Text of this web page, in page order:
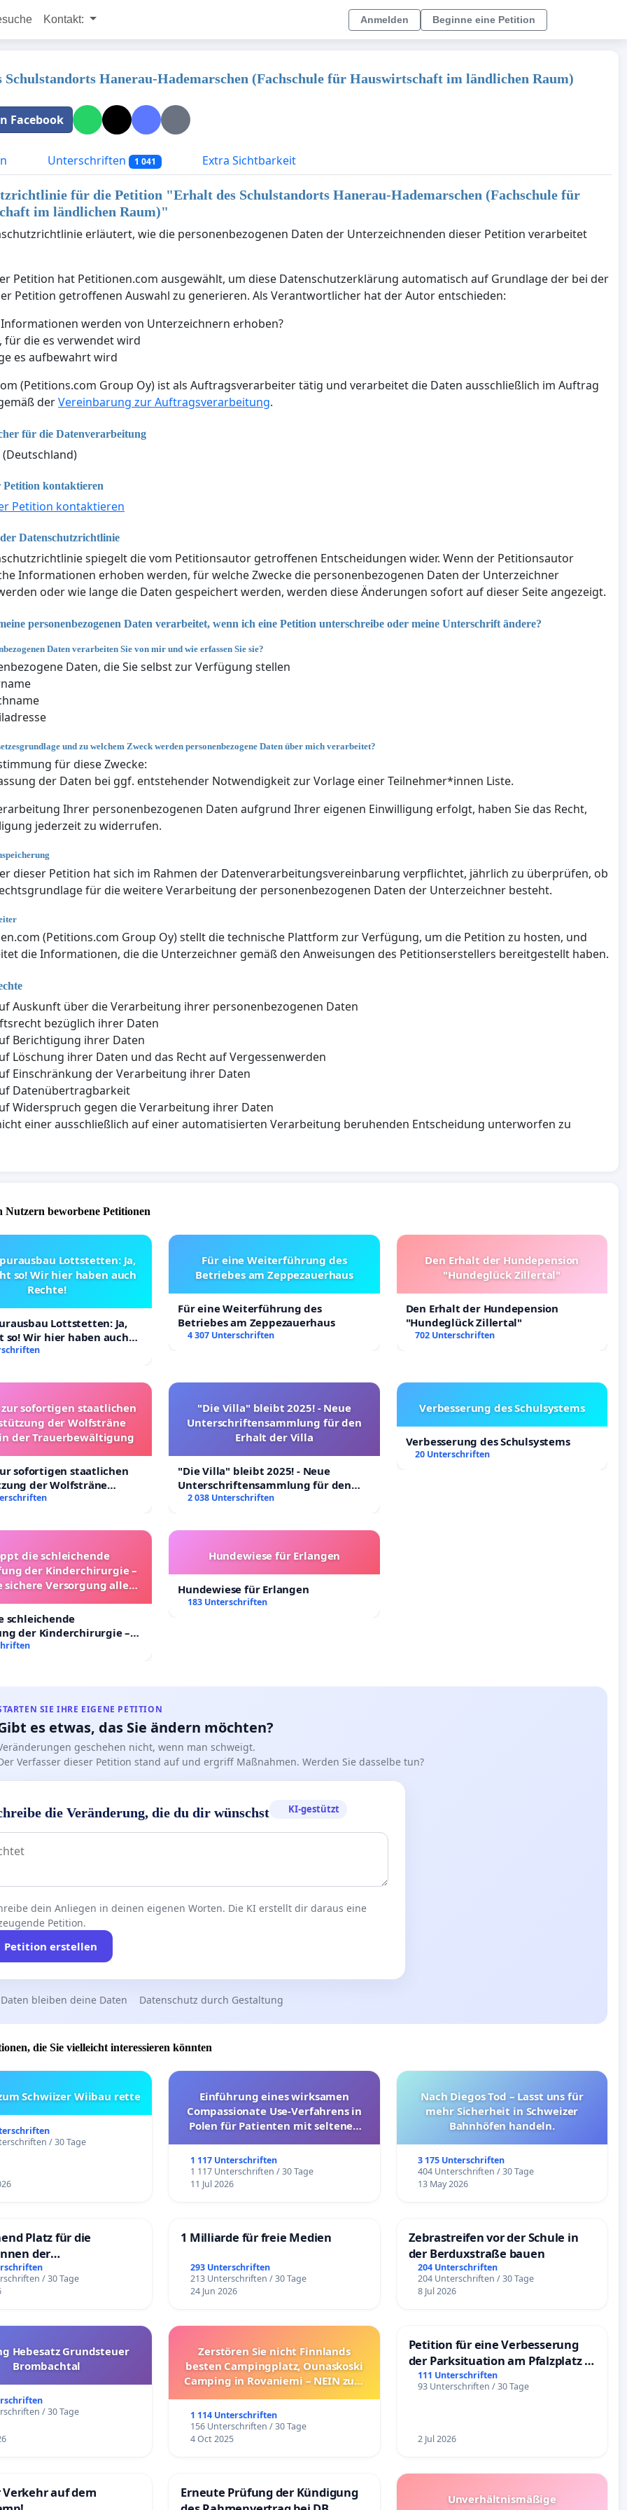
Kontakt: Anmelden Beginne eine Petition
Schulstandorts Hanerau-Hademarschen (Fachschule für Hauswirtschaft im ländlichen Raum)
Facebook
Unterschriften 1 041 Extra Sichtbarkeit
für die Petition "Erhalt des Schulstandorts Hanerau-Hademarschen (Fachschule für
im ländlichen Raum)"
erläutert, wie die personenbezogenen Daten der Unterzeichnenden dieser Petition verarbeitet
Petition hat Petitionen.com ausgewählt, um diese Datenschutzerklärung automatisch auf Grundlage der bei der
Petition getroffenen Auswahl zu generieren. Als Verantwortlicher hat der Autor entschieden:
werden von Unterzeichnern erhoben?
für die es verwendet wird
es aufbewahrt wird
(Petitions.com Group Oy) ist als Auftragsverarbeiter tätig und verarbeitet die Daten ausschließlich im Auftrag
derVereinbarung zur Auftragsverarbeitung.
für die Datenverarbeitung
Petition kontaktieren
Petition kontaktieren
Datenschutzrichtlinie
spiegelt die vom Petitionsautor getroffenen Entscheidungen wider. Wenn der Petitionsautor
Informationen erhoben werden, für welche Zwecke die personenbezogenen Daten der Unterzeichner
oder wie lange die Daten gespeichert werden, werden diese Änderungen sofort auf dieser Seite angezeigt.
personenbezogenen Daten verarbeitet, wenn ich eine Petition unterschreibe oder meine Unterschrift ändere?
Daten verarbeiten Sie von mir und wie erfassen Sie sie?
Daten, die Sie selbst zur Verfügung stellen
und zu welchem Zweck werden personenbezogene Daten über mich verarbeitet?
für diese Zwecke:
der Daten bei ggf. entstehender Notwendigkeit zur Vorlage einer Teilnehmer*innen Liste.
Ihrer personenbezogenen Daten aufgrund Ihrer eigenen Einwilligung erfolgt, haben Sie das Recht,
jederzeit zu widerrufen.
dieser Petition hat sich im Rahmen der Datenverarbeitungsvereinbarung verpflichtet, jährlich zu überprüfen, ob
für die weitere Verarbeitung der personenbezogenen Daten der Unterzeichner besteht.
(Petitions.com Group Oy) stellt die technische Plattform zur Verfügung, um die Petition zu hosten, und
die Informationen, die die Unterzeichner gemäß den Anweisungen des Petitionserstellers bereitgestellt haben.
Auskunft über die Verarbeitung ihrer personenbezogenen Daten
bezüglich ihrer Daten
Berichtigung ihrer Daten
Löschung ihrer Daten und das Recht auf Vergessenwerden
Einschränkung der Verarbeitung ihrer Daten
Datenübertragbarkeit
Widerspruch gegen die Verarbeitung ihrer Daten
einer ausschließlich auf einer automatisierten Verarbeitung beruhenden Entscheidung unterworfen zu
Nutzern beworbene Petitionen
Lottstetten: Ja,
so! Wir hier haben auch
Rechte!
Lottstetten: Ja,
so! Wir hier haben auch
Für eine Weiterführung des
Betriebes am Zeppezauerhaus
Für eine Weiterführung des
Betriebes am Zeppezauerhaus
4 307 Unterschriften
Den Erhalt der Hundepension
"Hundeglück Zillertal"
Den Erhalt der Hundepension
"Hundeglück Zillertal"
702 Unterschriften
sofortigen staatlichen
der Wolfsträne
der Trauerbewältigung
sofortigen staatlichen
der Wolfsträne
der Trauerbewältigung
"Die Villa" bleibt 2025! - Neue
Unterschriftensammlung für den
Erhalt der Villa
"Die Villa" bleibt 2025! - Neue
Unterschriftensammlung für den
Erhalt der Villa
2 038 Unterschriften
Verbesserung des Schulsystems
Verbesserung des Schulsystems
20 Unterschriften
die schleichende
der Kinderchirurgie –
sichere Versorgung aller
schleichende
der Kinderchirurgie –
Versorgung aller
Hundewiese für Erlangen
Hundewiese für Erlangen
183 Unterschriften
SIE IHRE EIGENE PETITION
es etwas, das Sie ändern möchten?
geschehen nicht, wenn man schweigt.
Verfasser dieser Petition stand auf und ergriff Maßnahmen. Werden Sie dasselbe tun?
die Veränderung, die du dir wünschst KI-gestützt
dein Anliegen in deinen eigenen Worten. Die KI erstellt dir daraus eine
Petition.
Petition erstellen
bleiben deine Daten Datenschutz durch Gestaltung
die Sie vielleicht interessieren könnten
Schwiizer Wiibau rette
/ 30 Tage
Einführung eines wirksamen
Compassionate Use-Verfahrens in
Polen für Patienten mit seltenen
1 117 Unterschriften
1 117 Unterschriften / 30 Tage
11 Jul 2026
Nach Diegos Tod – Lasst uns für
mehr Sicherheit in Schweizer
Bahnhöfen handeln.
3 175 Unterschriften
404 Unterschriften / 30 Tage
13 May 2026
Platz für die
der
/ 30 Tage
1 Milliarde für freie Medien
293 Unterschriften
213 Unterschriften / 30 Tage
24 Jun 2026
Zebrastreifen vor der Schule in
der Berduxstraße bauen
204 Unterschriften
204 Unterschriften / 30 Tage
8 Jul 2026
Hebesatz Grundsteuer
Brombachtal
/ 30 Tage
Zerstören Sie nicht Finnlands
besten Campingplatz, Ounaskoski
Camping in Rovaniemi – NEIN zum
1 114 Unterschriften
156 Unterschriften / 30 Tage
4 Oct 2025
Petition für eine Verbesserung
der Parksituation am Pfalzplatz in
Mannheim
111 Unterschriften
93 Unterschriften / 30 Tage
2 Jul 2026
auf dem
Erneute Prüfung der Kündigung
Unverhältnismäßige